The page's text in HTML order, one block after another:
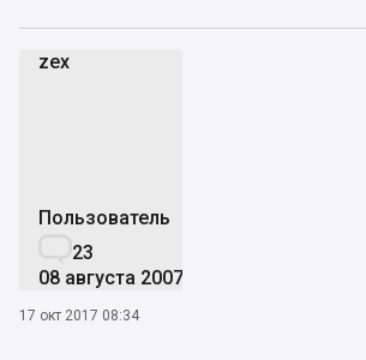
zex
Пользователь
23
08 августа 2007
17 окт 2017 08:34